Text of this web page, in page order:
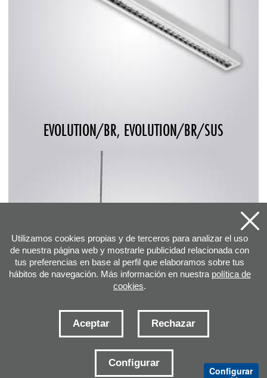
EVOLUTION/BR, EVOLUTION/BR/SUS
Utilizamos cookies propias y de terceros para analizar el uso
de nuestra página web y mostrarle publicidad relacionada con
tus preferencias en base al perfil que elaboramos sobre tus
hábitos de navegación. Más información en nuestra política de
cookies.
Aceptar Rechazar
Configurar
Configurar